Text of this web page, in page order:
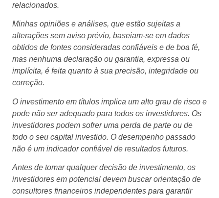
relacionados.
Minhas opiniões e análises, que estão sujeitas a
alterações sem aviso prévio, baseiam-se em dados
obtidos de fontes consideradas confiáveis e de boa fé,
mas nenhuma declaração ou garantia, expressa ou
implícita, é feita quanto à sua precisão, integridade ou
correção.
O investimento em títulos implica um alto grau de risco e
pode não ser adequado para todos os investidores. Os
investidores podem sofrer uma perda de parte ou de
todo o seu capital investido. O desempenho passado
não é um indicador confiável de resultados futuros.
Antes de tomar qualquer decisão de investimento, os
investidores em potencial devem buscar orientação de
consultores financeiros independentes para garantir